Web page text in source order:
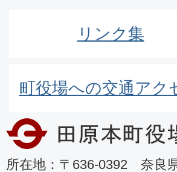
リンク集
町役場への交通アク
所在地：〒636-0392 奈良